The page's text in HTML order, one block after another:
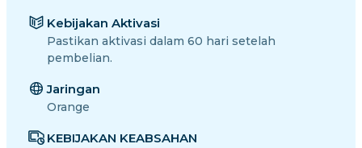
Kebijakan Aktivasi
Pastikan aktivasi dalam 60 hari setelah
pembelian.
Jaringan
Orange
KEBIJAKAN KEABSAHAN